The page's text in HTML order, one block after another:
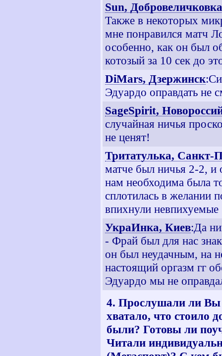
Sun, Добровеличковка
Также в некоторых
мне понравился матч
особенно, как он был
котозый за 10 сек до
DiMars, Дзержинск
Эдуардо оправдать не
SageSpirit,
случайная ничья
не ценят!
Тритатулька, Санкт-
матче был ничья 2-2, и
нам необходима была
сплотилась в желании
впихнули
УкраИнка, Киев:Да
- Фрай был для нас
он был неудачным, на
настоящий оргазм гг
Эдуардо мы не
4. Прослушали ли Вы
хватало, что стоило
были? Готовы ли
Читали